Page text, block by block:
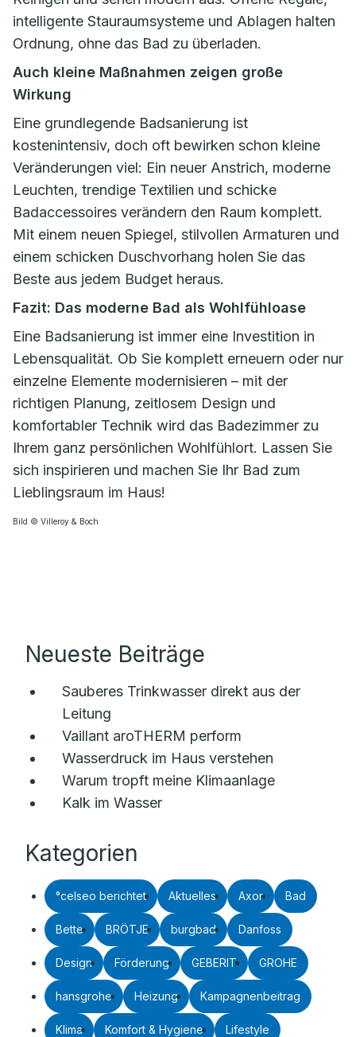
intelligente Stauraumsysteme und Ablagen halten
Ordnung, ohne das Bad zu überladen.
Auch kleine Maßnahmen zeigen große
Wirkung
Eine grundlegende Badsanierung ist
kostenintensiv, doch oft bewirken schon kleine
Veränderungen viel: Ein neuer Anstrich, moderne
Leuchten, trendige Textilien und schicke
Badaccessoires verändern den Raum komplett.
Mit einem neuen Spiegel, stilvollen Armaturen und
einem schicken Duschvorhang holen Sie das
Beste aus jedem Budget heraus.
Fazit: Das moderne Bad als Wohlfühloase
Eine Badsanierung ist immer eine Investition in
Lebensqualität. Ob Sie komplett erneuern oder nur
einzelne Elemente modernisieren – mit der
richtigen Planung, zeitlosem Design und
komfortabler Technik wird das Badezimmer zu
Ihrem ganz persönlichen Wohlfühlort. Lassen Sie
sich inspirieren und machen Sie Ihr Bad zum
Lieblingsraum im Haus!
Bild © Villeroy & Boch
Neueste Beiträge
Sauberes Trinkwasser direkt aus der
Leitung
Vaillant aroTHERM perform
Wasserdruck im Haus verstehen
Warum tropft meine Klimaanlage
Kalk im Wasser
Kategorien
°celseo berichtet Aktuelles Axor Bad
Bette BRÖTJE burgbad Danfoss
Design Förderung GEBERIT GROHE
hansgrohe Heizung Kampagnenbeitrag
Klima Komfort & Hygiene Lifestyle